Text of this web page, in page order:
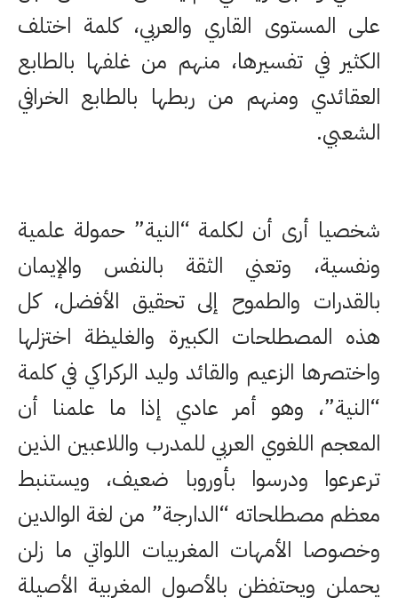
على المستوى القاري والعربي، كلمة اختلف
الكثير في تفسيرها، منهم من غلفها بالطابع
العقائدي ومنهم من ربطها بالطابع الخرافي
الشعبي.
شخصيا أرى أن لكلمة “النية” حمولة علمية
ونفسية، وتعني الثقة بالنفس والإيمان
بالقدرات والطموح إلى تحقيق الأفضل، كل
هذه المصطلحات الكبيرة والغليظة اختزلها
واختصرها الزعيم والقائد وليد الركراكي في كلمة
“النية”، وهو أمر عادي إذا ما علمنا أن
المعجم اللغوي العربي للمدرب واللاعبين الذين
ترعرعوا ودرسوا بأوروبا ضعيف، ويستنبط
معظم مصطلحاته “الدارجة” من لغة الوالدين
وخصوصا الأمهات المغربيات اللواتي ما زلن
يحملن ويحتفظن بالأصول المغربية الأصيلة